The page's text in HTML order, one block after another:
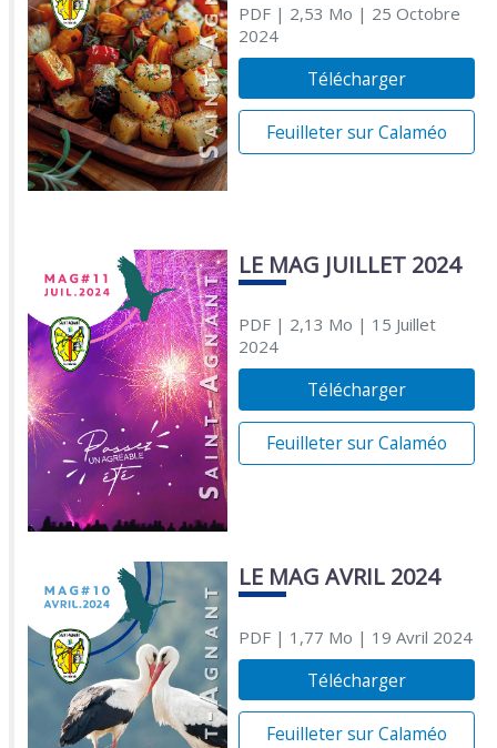
PDF| 2,53 Mo | 25 Octobre
2024
Télécharger
Feuilleter sur Calaméo
LE MAG JUILLET 2024
PDF| 2,13 Mo | 15 Juillet
2024
Télécharger
Feuilleter sur Calaméo
LE MAG AVRIL 2024
PDF| 1,77 Mo | 19 Avril 2024
Télécharger
Feuilleter sur Calaméo